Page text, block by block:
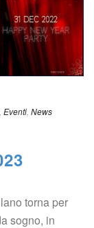
Eventi New
torna per
sogno, in